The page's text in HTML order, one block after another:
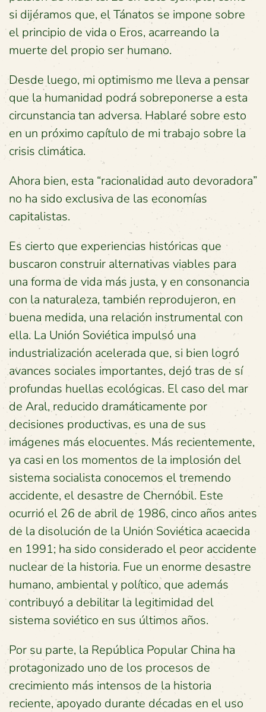
si dijéramos que, el Tánatos se impone sobre
el principio de vida o Eros, acarreando la
muerte del propio ser humano.
Desde luego, mi optimismo me lleva a pensar
que la humanidad podrá sobreponerse a esta
circunstancia tan adversa. Hablaré sobre esto
en un próximo capítulo de mi trabajo sobre la
crisis climática.
Ahora bien, esta “racionalidad auto devoradora”
no ha sido exclusiva de las economías
capitalistas.
Es cierto que experiencias históricas que
buscaron construir alternativas viables para
una forma de vida más justa, y en consonancia
con la naturaleza, también reprodujeron, en
buena medida, una relación instrumental con
ella. La Unión Soviética impulsó una
industrialización acelerada que, si bien logró
avances sociales importantes, dejó tras de sí
profundas huellas ecológicas. El caso del mar
de Aral, reducido dramáticamente por
decisiones productivas, es una de sus
imágenes más elocuentes. Más recientemente,
ya casi en los momentos de la implosión del
sistema socialista conocemos el tremendo
accidente, el desastre de Chernóbil. Este
ocurrió el 26 de abril de 1986, cinco años antes
de la disolución de la Unión Soviética acaecida
en 1991; ha sido considerado el peor accidente
nuclear de la historia. Fue un enorme desastre
humano, ambiental y político, que además
contribuyó a debilitar la legitimidad del
sistema soviético en sus últimos años.
Por su parte, la República Popular China ha
protagonizado uno de los procesos de
crecimiento más intensos de la historia
reciente, apoyado durante décadas en el uso